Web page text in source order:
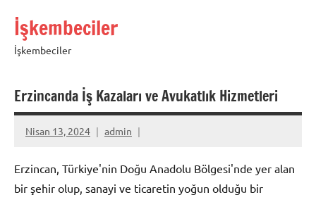
İşkembeciler
İşkembeciler
Erzincanda İş Kazaları ve Avukatlık Hizmetleri
Nisan 13, 2024 admin
Erzincan, Türkiye'nin Doğu Anadolu Bölgesi'nde yer alan
bir şehir olup, sanayi ve ticaretin yoğun olduğu bir